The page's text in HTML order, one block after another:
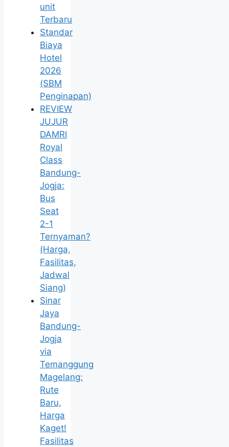
unit
Terbaru
Standar
Biaya
Hotel
2026
(SBM
Penginapan)
REVIEW
JUJUR
DAMRI
Royal
Class
Bandung-
Jogja:
Bus
Seat
2-1
Ternyaman?
(Harga,
Fasilitas,
Jadwal
Siang)
Sinar
Jaya
Bandung-
Jogja
via
Temanggung
Magelang:
Rute
Baru,
Harga
Kaget!
Fasilitas